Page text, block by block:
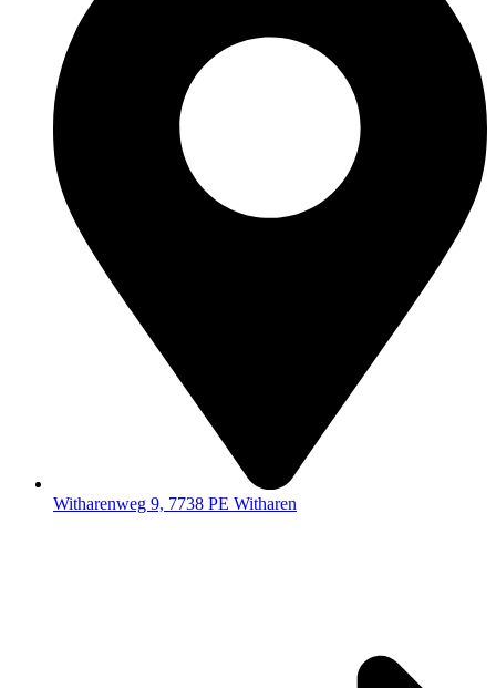
Witharenweg 9, 7738 PE Witharen